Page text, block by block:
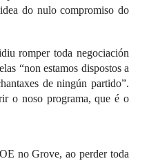
do nulo compromiso do
romper toda negociación
“non estamos dispostos a
de ningún partido”.
o noso programa, que é o
no Grove, ao perder toda